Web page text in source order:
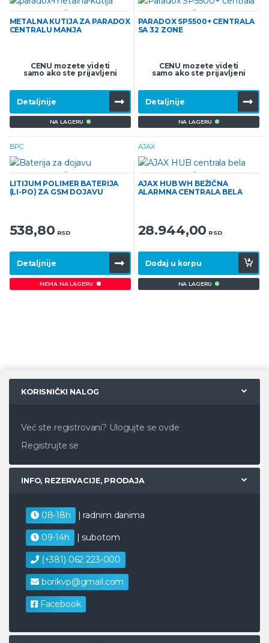
METALNA KUTIJA ZA PARADOX
CENTRALU MANJA
CENU mozete videti
samo ako ste prijavljeni
Detaljnije
NA LAGERU
PARADOX SP5500+ CENTRALA
SA 32 ZONE
CENU mozete videti
samo ako ste prijavljeni
Detaljnije
NA LAGERU
BPC
LITIJUM POLIMER BATERIJA
(LI-PO) ZA GSM DOJAVU
538,80 RSD
Detaljnije
NEMA NA LAGERU
AJAX
AJAX HUB WH BEŽIČNA
ALARMNA CENTRALA BELA
28.944,00 RSD
Dodaj u korpu
NA LAGERU
KORISNIČKI NALOG
Već ste registrovani? Ulogujte se ovde
Registrujte se
INFO, REZERVACIJE, PRODAJA
08-18h | radnim danima
09-14h | subotom
(+381) 062 223-000
borikvp@gmail.com
Facebook